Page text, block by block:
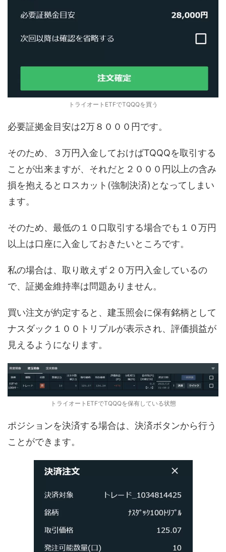
トライオートETFでTQQQを買う
必要証拠金目安は2万８０００円です。
そのため、３万円入金しておけばTQQQを取引する
ことが出来ますが、それだと２０００円以上の含み
損を抱えるとロスカット(強制決済)となってしまい
ます。
そのため、最低の１０口取引する場合でも１０万円
以上は口座に入金しておきたいところです。
私の場合は、取り敢えず２０万円入金しているの
で、証拠金維持率は問題ありません。
買い注文が約定すると、建玉照会に保有銘柄として
ナスダック１００トリプルが表示され、評価損益が
見えるようになります。
トライオートETFでTQQQを保有している状態
ポジションを決済する場合は、決済ボタンから行う
ことができます。